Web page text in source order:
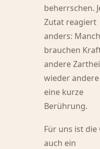
beherrschen.
Zutat reagiert
anders:
brauchen
andere
wieder
eine kurze
Berührung.
Für uns ist die
auch ein